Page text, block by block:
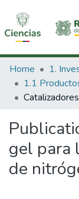
Communities &
All of DSpace
Home
gel para
de